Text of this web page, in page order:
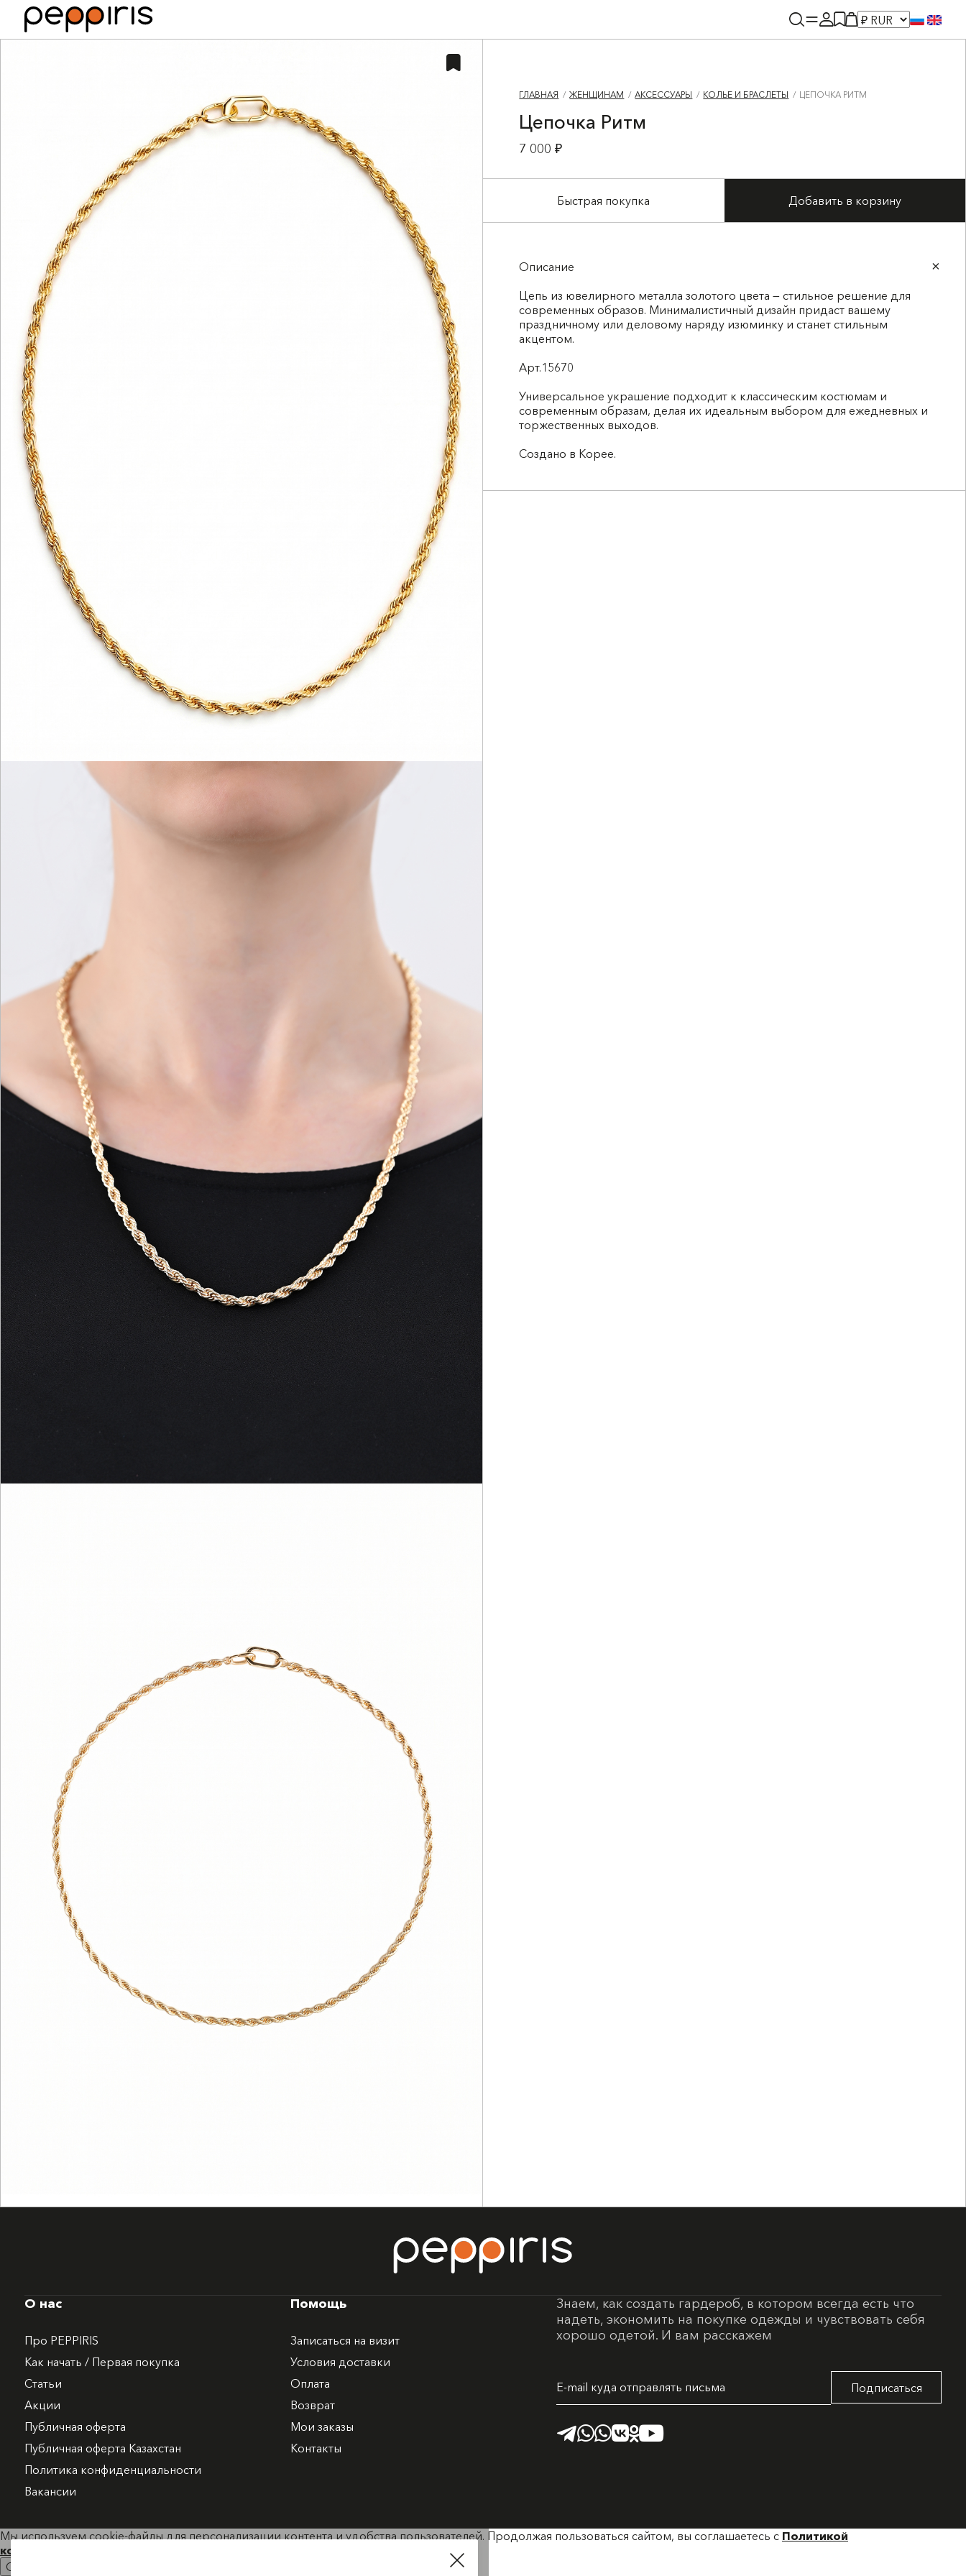
ГЛАВНАЯ ЖЕНЩИНАМ АКСЕССУАРЫ КОЛЬЕ И БРАСЛЕТЫ ЦЕПОЧКА РИТМ
Цепочка Ритм
7 000 ₽
Быстрая покупка Добавить в корзину
Описание
Цепь из ювелирного металла золотого цвета — стильное решение для
современных образов. Минималистичный дизайн придаст вашему
праздничному или деловому наряду изюминку и станет стильным
акцентом.
Арт.15670
Универсальное украшение подходит к классическим костюмам и
современным образам, делая их идеальным выбором для ежедневных и
торжественных выходов.
Создано в Корее.
О нас
Про PEPPIRIS
Как начать / Первая покупка
Статьи
Акции
Публичная оферта
Публичная оферта Казахстан
Политика конфиденциальности
Вакансии
Помощь
Записаться на визит
Условия доставки
Оплата
Возврат
Мои заказы
Контакты
Знаем, как создать гардероб, в котором всегда есть что
надеть, экономить на покупке одежды и чувствовать себя
хорошо одетой. И вам расскажем
Подписаться
Мы используем cookie-файлы для персонализации контента и удобства пользователей. Продолжая пользоваться сайтом, вы соглашаетесь с Политикой
конфиденциальности.
Ок